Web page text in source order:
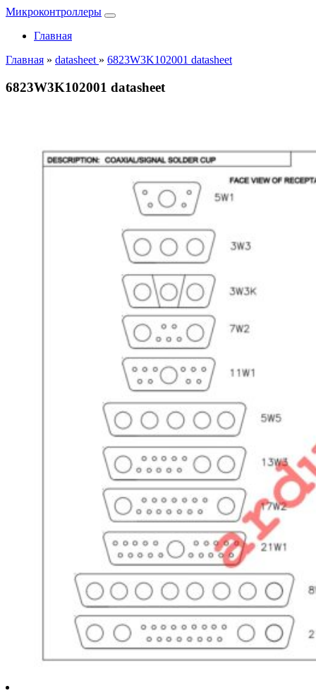
Микроконтроллеры
Главная
Главная » datasheet » 6823W3K102001 datasheet
6823W3K102001 datasheet